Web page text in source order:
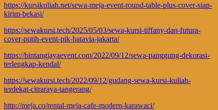
https://kursikuliah.net/sewa-meja-event-round-table-plus-cover-siap-
kirim-bekasi/
https://sewakursi.tech/2025/05/03/sewa-kursi-tiffany-dan-futura-
cover-putih-event-pik-batavia-jakarta/
https://bintangjayaevent.com/2022/09/12/sewa-panggung-dekorasi-
terlengkap-kendal/
https://sewakursi.tech/2022/09/12/gudang-sewa-kursi-kuliah-
terdekat-citraraya-tangerang/
http://meja.co/rental-meja-cafe-modern-karawaci/